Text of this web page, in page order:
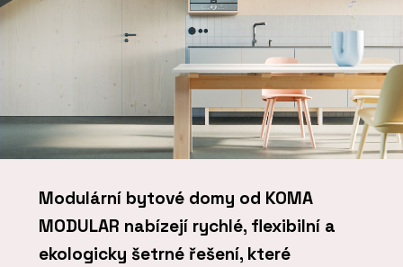
Modulární bytové domy od KOMA
MODULAR nabízejí rychlé, flexibilní a
ekologicky šetrné řešení, které